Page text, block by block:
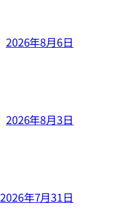
2026年8月6日
2026年8月3日
2026年7月31日